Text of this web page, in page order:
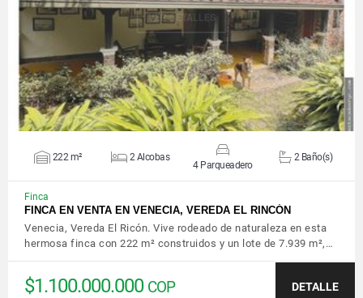
VER DETALLES
222 m² 2 Alcobas
4 Parqueadero
2 Baño(s)
Finca
FINCA EN VENTA EN VENECIA, VEREDA EL RINCÓN
Venecia, Vereda El Ricón. Vive rodeado de naturaleza en esta
hermosa finca con 222 m² construidos y un lote de 7.939 m²,…
$1.100.000.000 COP DETALLE